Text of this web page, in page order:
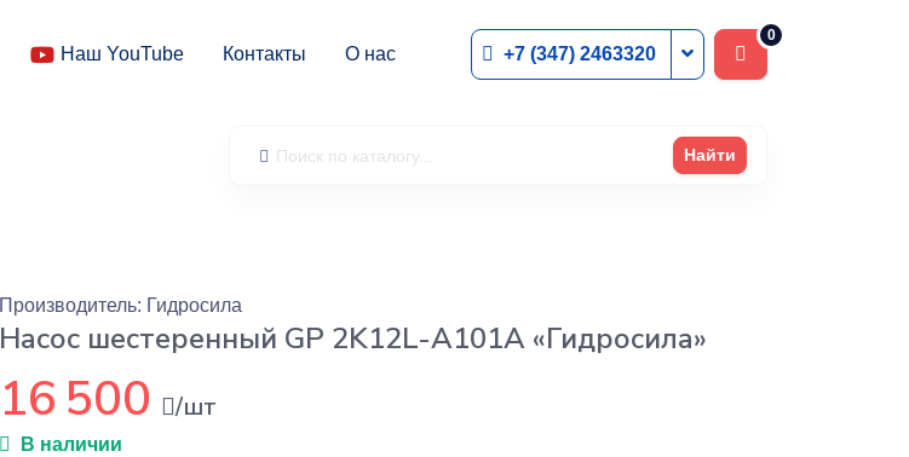
Наш YouTube Контакты О нас +7 (347) 2463320
0
Найти
Производитель: Гидросила
Насос шестеренный GP 2K12L-A101A «Гидросила»
16 500 /шт
В наличии